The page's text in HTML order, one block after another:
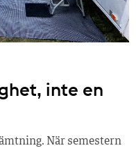
inte en
När semestern